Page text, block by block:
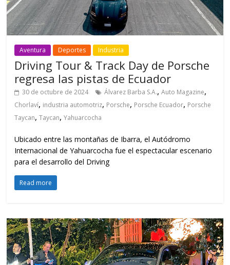
Aventura Deportes Industria
Driving Tour & Track Day de Porsche
regresa las pistas de Ecuador
30 de octubre de 2024 Álvarez Barba S.A.,Auto Magazine,
Chorlaví, industria automotriz, Porsche, Porsche Ecuador, Porsche
Taycan,Taycan,Yahuarcocha
Ubicado entre las montañas de Ibarra, el Autódromo
Internacional de Yahuarcocha fue el espectacular escenario
para el desarrollo del Driving
Read more